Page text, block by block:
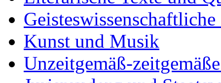
Kunst und Musik
Unzeitgemäß-